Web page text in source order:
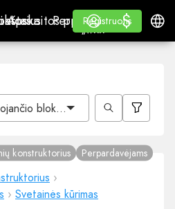
Apskaitos programa
Apskaitos programa
Perpardavėjams
„WHITE LABEL“
Mokymasis
Mokymasis
Registruotis
Registruotis
Prisijungti
$
$
bloko“ išdėstymą?
›
› Svetainės kūrimas
konstruktorius Perpardavėjams